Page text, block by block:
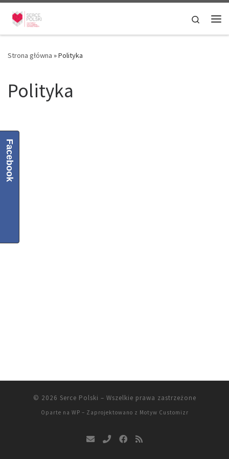
Przejdź do treści
Search
Strona główna »Polityka
Polityka
© 2026 Serce Polski – Wszelkie prawa zastrzeżone
Oparte na WP – Zaprojektowano z Motyw Customizr
Facebook